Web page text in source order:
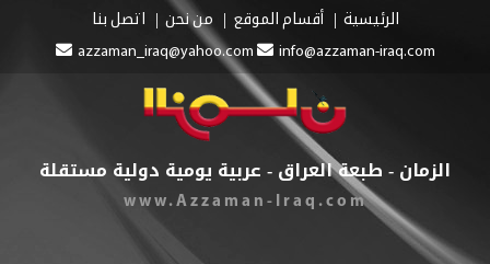
الرئيسية أقسام الموقع من نحن
اتصل بنا
azzaman_iraq@yahoo.com
info@azzaman-iraq.com
- طبعة العراق - عربية يومية دولية مستقلة
www.Azzaman-Iraq.com